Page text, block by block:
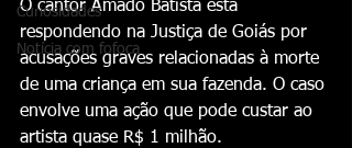
Curiosidades
Notícia com fofoca
O cantor Amado Batista está
respondendo na Justiça de Goiás por
acusações graves relacionadas à morte
de uma criança em sua fazenda. O caso
envolve uma ação que pode custar ao
artista quase R$ 1 milhão.